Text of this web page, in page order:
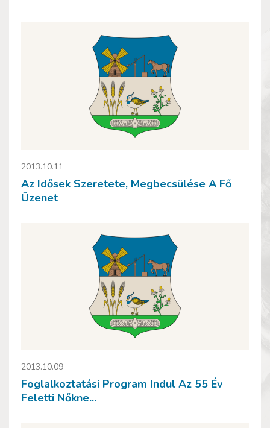
2013.10.11
Az Idősek Szeretete, Megbecsülése A Fő
Üzenet
2013.10.09
Foglalkoztatási Program Indul Az 55 Év
Feletti Nőkne...